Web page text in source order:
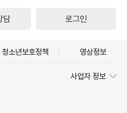
담 로그인
청소년보호정책 영상정보
사업자 정보